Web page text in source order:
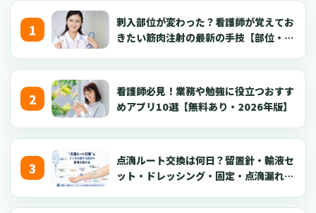
いです。
の稼働率向上という文脈にも触れていきます。その中で、登録母
数が多く、短時間勤務や「お試し勤務」を通じてミスマッチを抑
制できる人材募集プラットフォーム「クーラ」の活用も、有効な
刺入部位が変わった？看護師が覚えてお
きたい筋肉注射の最新の手技【部位・
看護師必見！業務や勉強に役立つおすす
めアプリ10選【無料あり・2026年版】
点滴ルート交換は何日？留置針・輸液セ
ット・ドレッシング・固定・点滴漏れ対